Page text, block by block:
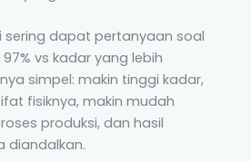
sering dapat pertanyaan soal
vs kadar yang lebih
simpel: makin tinggi kadar,
fisiknya, makin mudah
produksi, dan hasil
diandalkan.